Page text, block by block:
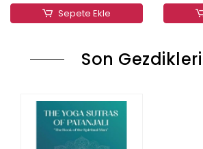
Sepete Ekle
Son